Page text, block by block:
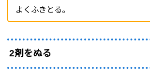
よくふきとる。
2剤をぬる